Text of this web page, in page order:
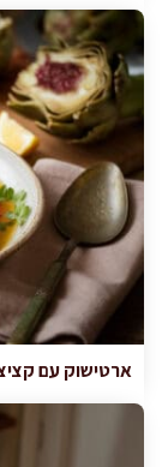
ארטישוק עם